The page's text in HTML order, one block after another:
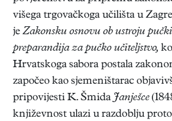
višega trgovačkoga učilišta u
je Zakonsku osnovu ob ustroju
preparandija za pučko učiteljstvo,
Hrvatskoga sabora postala
započeo kao sjemeništarac
pripovijesti K. Šmida Janješce
književnost ulazi u razdoblju